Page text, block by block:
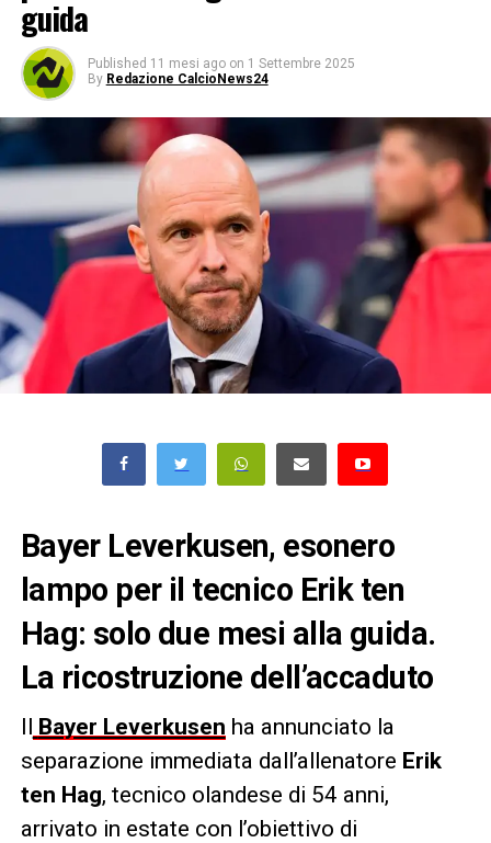
guida
Published 11 mesi ago on 1 Settembre 2025
By Redazione CalcioNews24
Bayer Leverkusen, esonero
lampo per il tecnico Erik ten
Hag: solo due mesi alla guida.
La ricostruzione dell’accaduto
Il Bayer Leverkusen ha annunciato la
separazione immediata dall’allenatore Erik
ten Hag, tecnico olandese di 54 anni,
arrivato in estate con l’obiettivo di